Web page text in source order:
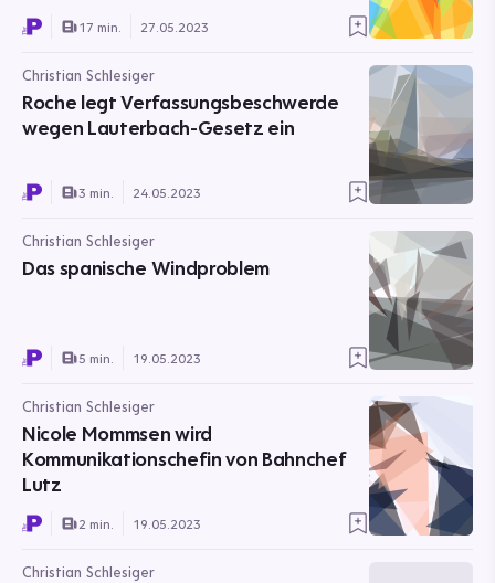
17 min. 27.05.2023
Christian Schlesiger
Roche legt Verfassungsbeschwerde
wegen Lauterbach-Gesetz ein
3 min. 24.05.2023
Christian Schlesiger
Das spanische Windproblem
5 min. 19.05.2023
Christian Schlesiger
Nicole Mommsen wird
Kommunikationschefin von Bahnchef
Lutz
2 min. 19.05.2023
Christian Schlesiger